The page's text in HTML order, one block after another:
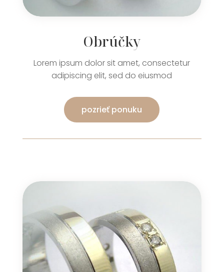
Obrúčky
Lorem ipsum dolor sit amet, consectetur
adipiscing elit, sed do eiusmod
pozrieť ponuku